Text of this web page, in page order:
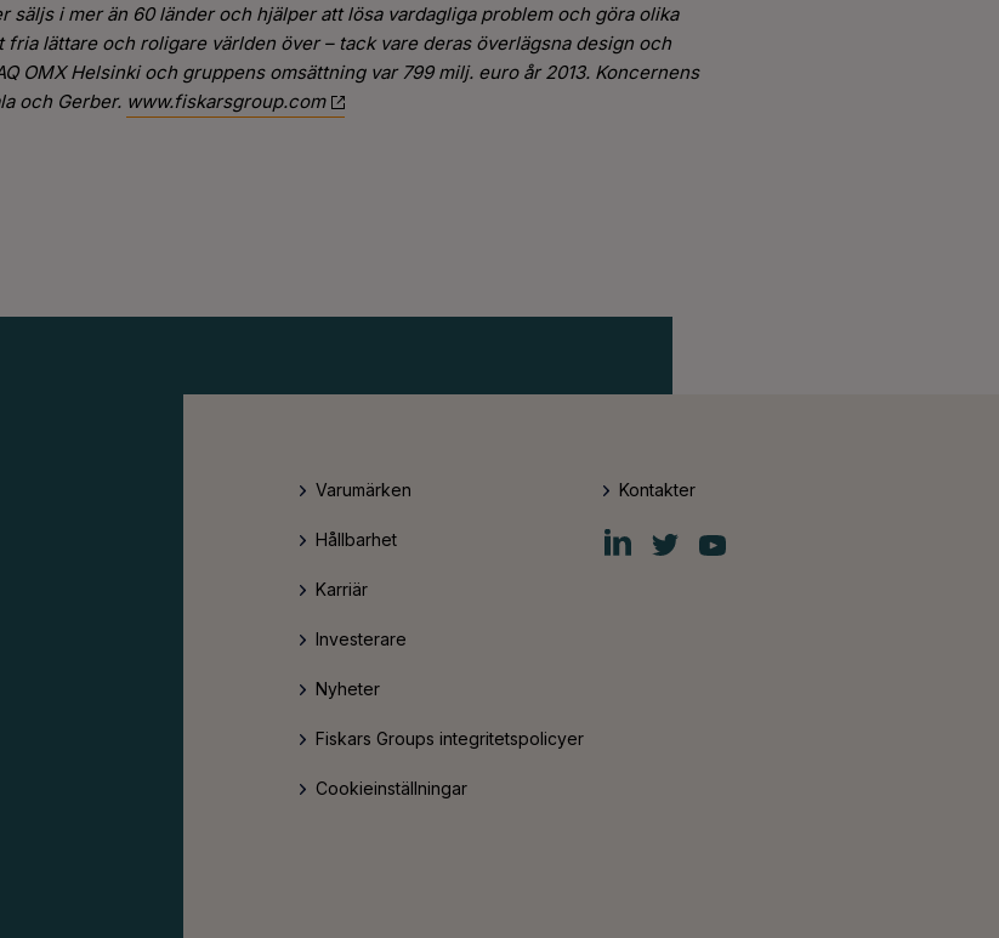
säljs i mer än 60 länder och hjälper att lösa vardagliga problem och göra olika
lättare och roligare världen över – tack vare deras överlägsna design och
OMX Helsinki och gruppens omsättning var 799 milj. euro år 2013. Koncernens
och Gerber. www.fiskarsgroup.com
Varumärken
Hållbarhet
Karriär
Investerare
Nyheter
Fiskars Groups integritetspolicyer
Cookieinställningar
Kontakter
Fiskars
Group
Fiskars
Group
Fiskars
Group